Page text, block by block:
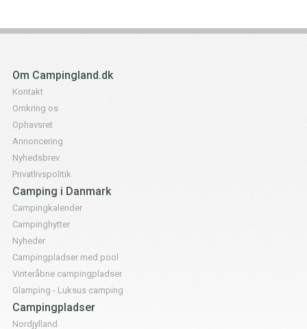
Om Campingland.dk
Kontakt
Omkring os
Ophavsret
Annoncering
Nyhedsbrev
Privatlivspolitik
Camping i Danmark
Campingkalender
Campinghytter
Nyheder
Campingpladser med pool
Vinteråbne campingpladser
Glamping - Luksus camping
Campingpladser
Nordjylland